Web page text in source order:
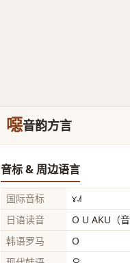
噁音韵方言
音标 & 周边语言
国际音标
ɤ˨˩˦
日语读音
O U AKU（
韩语罗马
O